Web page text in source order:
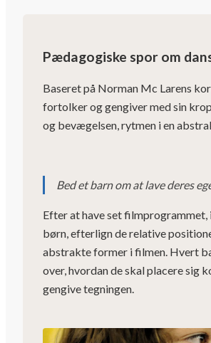
Pædagogiske spor om
Baseret på Norman Mc Larens
fortolker og gengiver med sin
og bevægelsen, rytmen i en
Bed et barn om at lave deres
Efter at have set filmprogrammet,
børn, efterlign de relative
abstrakte former i filmen. Hvert
over, hvordan de skal placere sig
gengive tegningen.